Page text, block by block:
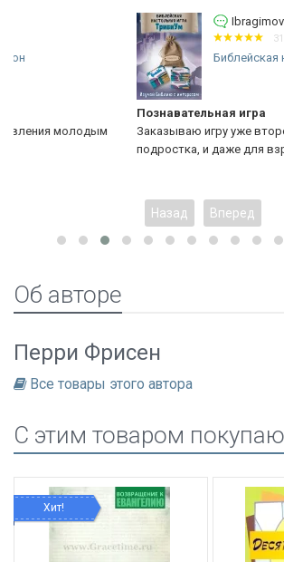
Ibragimova Firuza...
31 октября 2024 04:31
Библейская настольная игра...
Познавательная игра
Заказываю игру уже второй раз.
подростка, и даже для взрослого.
Назад Вперед
Об авторе
Перри Фрисен
Все товары этого автора
C этим товаром
Хит!